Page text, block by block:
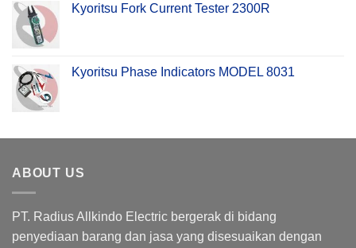
Kyoritsu Fork Current Tester 2300R
Kyoritsu Phase Indicators MODEL 8031
ABOUT US
PT. Radius Allkindo Electric bergerak di bidang
penyediaan barang dan jasa yang disesuaikan dengan